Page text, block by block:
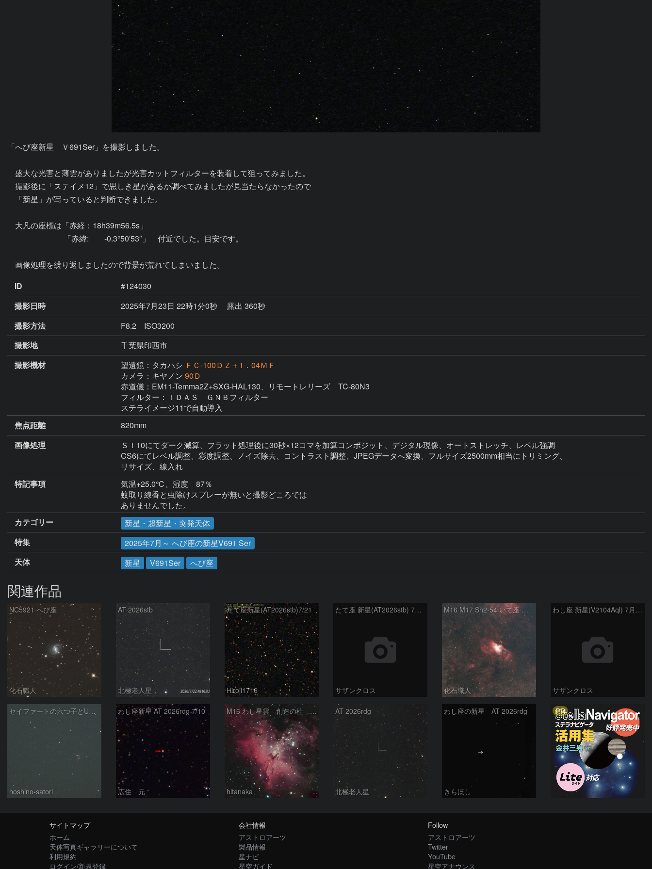
「へび座新星　Ｖ691Ser」を撮影しました。
盛大な光害と薄雲がありましたが光害カットフィルターを装着して狙ってみました。
撮影後に「ステイメ12」で思しき星があるか調べてみましたが見当たらなかったので
「新星」が写っていると判断できました。
大凡の座標は「赤経：18h39m56.5s」
「赤緯:　　-0.3°50′53″」　付近でした。目安です。
ID
#124030
撮影日時
2025年7月23日 22時1分0秒
露出 360秒
撮影方法
F8.2 ISO3200
撮影地
千葉県印西市
撮影機材
望遠鏡：タカハシ ＦＣ-100ＤＺ＋1．04ＭＦ
カメラ：キヤノン 90Ｄ
赤道儀：EM11-Temma2Z+SXG-HAL130、リモートレリーズ　TC-80N3
フィルター：ＩＤＡＳ　ＧＮＢフィルター
ステライメージ11で自動導入
焦点距離
820mm
画像処理
ＳＩ10にてダーク減算、フラット処理後に30秒×12コマを加算コンポジット、デジタル現像、オートストレッチ、レベル強調
CS6にてレベル調整、彩度調整、ノイズ除去、コントラスト調整、JPEGデータへ変換、フルサイズ2500mm相当にトリミング、
リサイズ、線入れ
特記事項
気温+25.0℃、湿度　87％
蚊取り線香と虫除けスプレーが無いと撮影どころでは
ありませんでした。
カテゴリー
新星・超新星・突発天体
特集
2025年7月～ へび座の新星V691 Ser
天体
新星 V691Ser へび座
関連作品
NC5921 へび座
化石職人
AT 2026stb
北極老人星
たて座新星(AT2026stb)7/21
Hiroji1716
たて座 新星(AT2026stb) 7月14日 Seestar50
サザンクロス
M16 M17 Sh2-54 いて座 へび座
化石職人
わし座 新星(V2104Aql) 7月9日 Seestar50
サザンクロス
セイファートの六つ子とUGC10127
hoshino-satori
わし座新星 AT 2026rdg 7/10
広住 元
M16 わし星雲 創造の柱 へび座
hltanaka
AT 2026rdg
北極老人星
わし座の新星 AT 2026rdg
きらほし
PR
サイトマップ
ホーム
天体写真ギャラリーについて
利用規約
ログイン/新規登録
会社情報
アストロアーツ
製品情報
星ナビ
星空ガイド
Follow
アストロアーツ
Twitter
YouTube
星空アナウンス